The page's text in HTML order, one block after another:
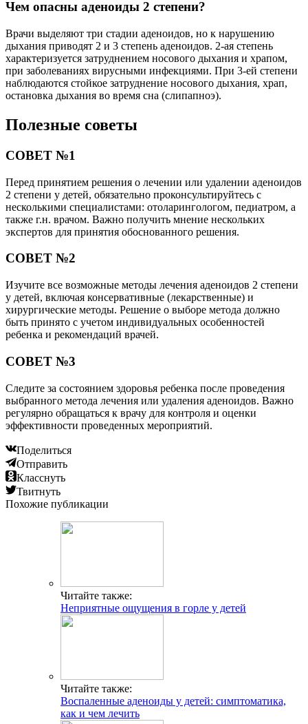
Чем опасны аденоиды 2 степени?
Врачи выделяют три стадии аденоидов, но к нарушению
дыхания приводят 2 и 3 степень аденоидов. 2-ая степень
характеризуется затруднением носового дыхания и храпом,
при заболеваниях вирусными инфекциями. При 3-ей степени
наблюдаются стойкое затруднение носового дыхания, храп,
остановка дыхания во время сна (слипапноэ).
Полезные советы
СОВЕТ №1
Перед принятием решения о лечении или удалении аденоидов
2 степени у детей, обязательно проконсультируйтесь с
несколькими специалистами: отоларингологом, педиатром, а
также г.н. врачом. Важно получить мнение нескольких
экспертов для принятия обоснованного решения.
СОВЕТ №2
Изучите все возможные методы лечения аденоидов 2 степени
у детей, включая консервативные (лекарственные) и
хирургические методы. Решение о выборе метода должно
быть принято с учетом индивидуальных особенностей
ребенка и рекомендаций врачей.
СОВЕТ №3
Следите за состоянием здоровья ребенка после проведения
выбранного метода лечения или удаления аденоидов. Важно
регулярно обращаться к врачу для контроля и оценки
эффективности проведенных мероприятий.
Поделиться
Отправить
Класснуть
Твитнуть
Похожие публикации
Читайте также:
Неприятные ощущения в горле у детей
Читайте также:
Воспаленные аденоиды у детей: симптоматика,
как и чем лечить